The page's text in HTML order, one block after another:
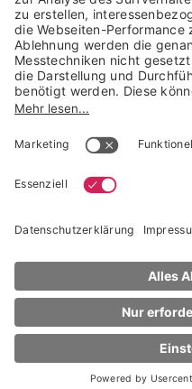
Trusted Shops Mitglied
* unverbindliche